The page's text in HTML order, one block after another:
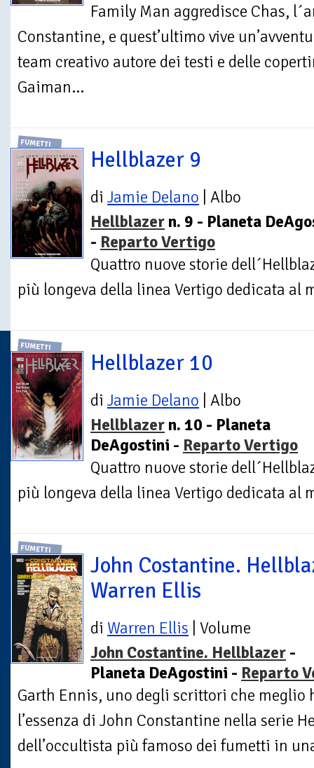
Family Man aggredisce Chas,
Constantine, e quest’ultimo vive
team creativo autore dei testi e delle
Gaiman...
FUMETTI
Hellblazer 9
di Jamie Delano | Albo
Hellblazer n. 9 - Planeta
- Reparto Vertigo
Quattro nuove storie
più longeva della linea Vertigo dedicata al
FUMETTI
Hellblazer 10
di Jamie Delano | Albo
Hellblazer n. 10 - Planeta
DeAgostini - Reparto Vertigo
Quattro nuove storie
più longeva della linea Vertigo dedicata al
FUMETTI
John Costantine.
Warren Ellis
di Warren Ellis | Volume
John Costantine. Hellblazer -
Planeta DeAgostini - Reparto
Garth Ennis, uno degli scrittori che meglio
l’essenza di John Constantine nella serie
dell’occultista più famoso dei fumetti in